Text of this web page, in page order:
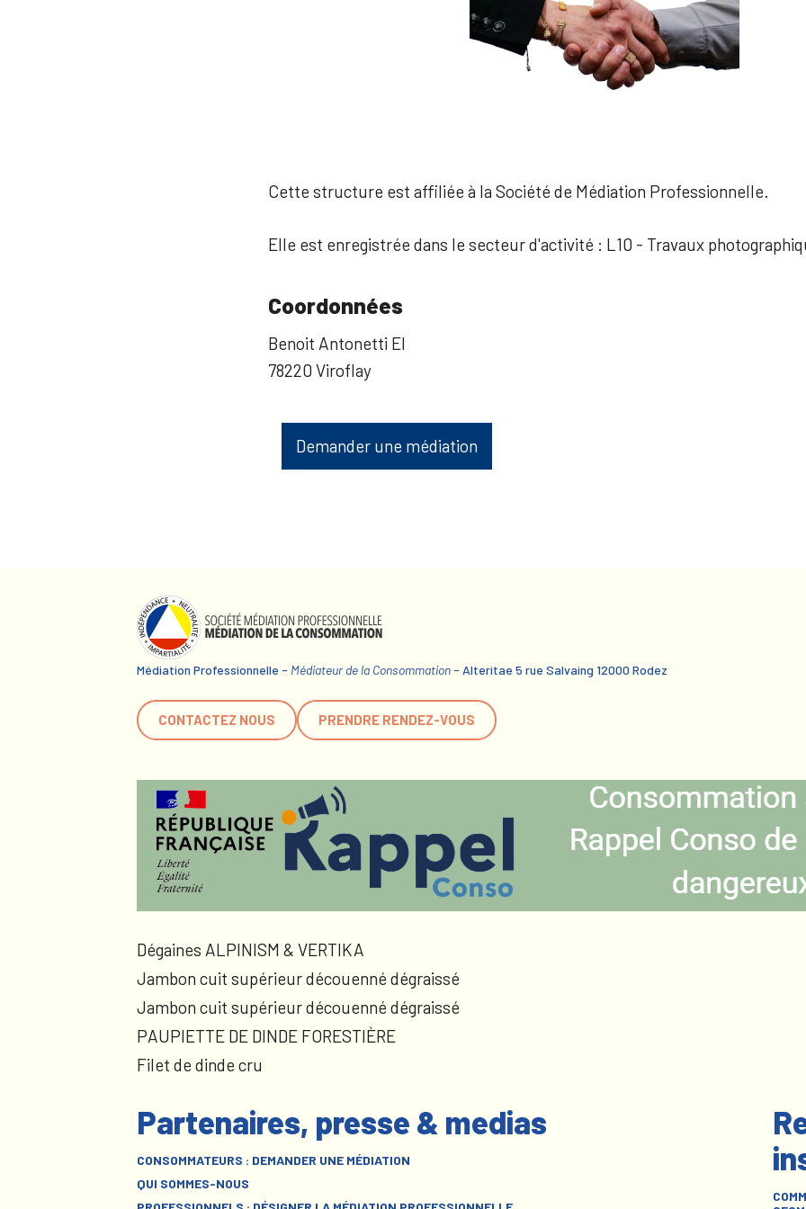
Cette structure est affiliée à la Société de Médiation Professionnelle.
Elle est enregistrée dans le secteur d'activité : L10 - Travaux
Coordonnées
Benoit Antonetti EI
78220 Viroflay
Demander une médiation
Médiation Professionnelle - Médiateur de la Consommation - Alteritae 5 rue Salvaing 12000 Rodez
CONTACTEZ NOUS PRENDRE RENDEZ-VOUS
Dégaines ALPINISM & VERTIKA
Jambon cuit supérieur découenné dégraissé
Jambon cuit supérieur découenné dégraissé
PAUPIETTE DE DINDE FORESTIÈRE
Filet de dinde cru
Partenaires, presse & medias
CONSOMMATEURS : DEMANDER UNE MÉDIATION
QUI SOMMES-NOUS